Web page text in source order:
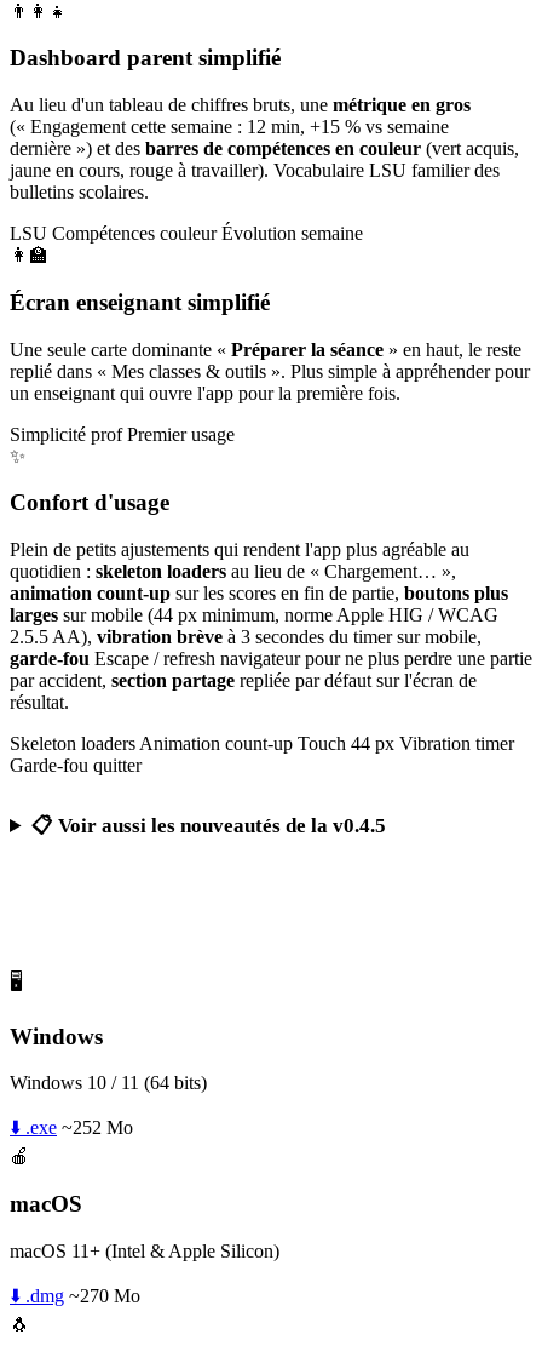
👨‍👩‍👧
Dashboard parent simplifié
Au lieu d'un tableau de chiffres bruts, une métrique en gros
(« Engagement cette semaine : 12 min, +15 % vs semaine
dernière ») et des barres de compétences en couleur (vert acquis,
jaune en cours, rouge à travailler). Vocabulaire LSU familier des
bulletins scolaires.
LSU Compétences couleur Évolution semaine
👩‍🏫
Écran enseignant simplifié
Une seule carte dominante « Préparer la séance » en haut, le reste
replié dans « Mes classes & outils ». Plus simple à appréhender pour
un enseignant qui ouvre l'app pour la première fois.
Simplicité prof Premier usage
✨
Confort d'usage
Plein de petits ajustements qui rendent l'app plus agréable au
quotidien : skeleton loaders au lieu de « Chargement… »,
animation count-up sur les scores en fin de partie, boutons plus
larges sur mobile (44 px minimum, norme Apple HIG / WCAG
2.5.5 AA), vibration brève à 3 secondes du timer sur mobile,
garde-fou Escape / refresh navigateur pour ne plus perdre une partie
par accident, section partage repliée par défaut sur l'écran de
résultat.
Skeleton loaders Animation count-up Touch 44 px Vibration timer
Garde-fou quitter
📋 Voir aussi les nouveautés de la v0.4.5
🖥️
Windows
Windows 10 / 11 (64 bits)
⬇️ .exe ~252 Mo
🍎
macOS
macOS 11+ (Intel & Apple Silicon)
⬇️ .dmg ~270 Mo
🐧